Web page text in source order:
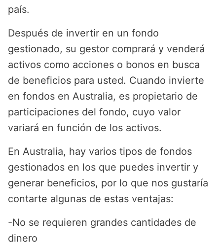
país.
Después de invertir en un fondo
gestionado, su gestor comprará y venderá
activos como acciones o bonos en busca
de beneficios para usted. Cuando invierte
en fondos en Australia, es propietario de
participaciones del fondo, cuyo valor
variará en función de los activos.
En Australia, hay varios tipos de fondos
gestionados en los que puedes invertir y
generar beneficios, por lo que nos gustaría
contarte algunas de estas ventajas:
-No se requieren grandes cantidades de
dinero